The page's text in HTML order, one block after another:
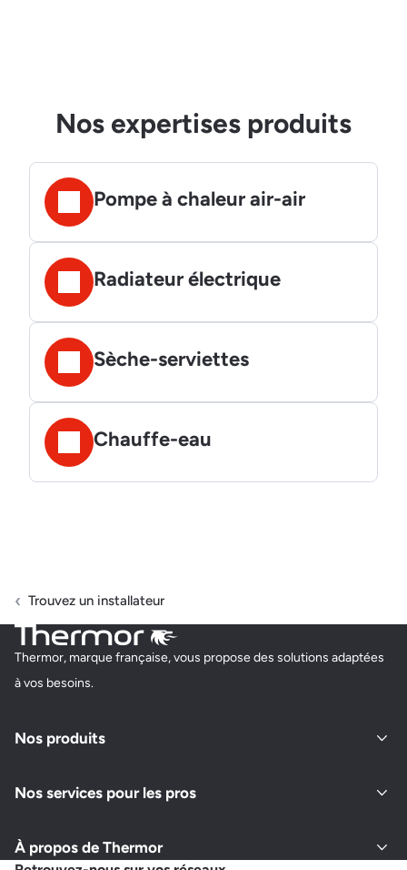
Nos expertises produits
Pompe à chaleur air-air
Radiateur électrique
Sèche-serviettes
Chauffe-eau
Trouvez un installateur
Thermor, marque française, vous propose des solutions adaptées
à vos besoins.
Nos produits
Nos services pour les pros
À propos de Thermor